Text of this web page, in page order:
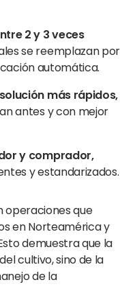
2 y 3 veces
se reemplazan por
automática.
más rápidos,
antes y con mejor
y comprador,
y estandarizados.
operaciones que
en Norteamérica y
demuestra que la
cultivo, sino de la
de la